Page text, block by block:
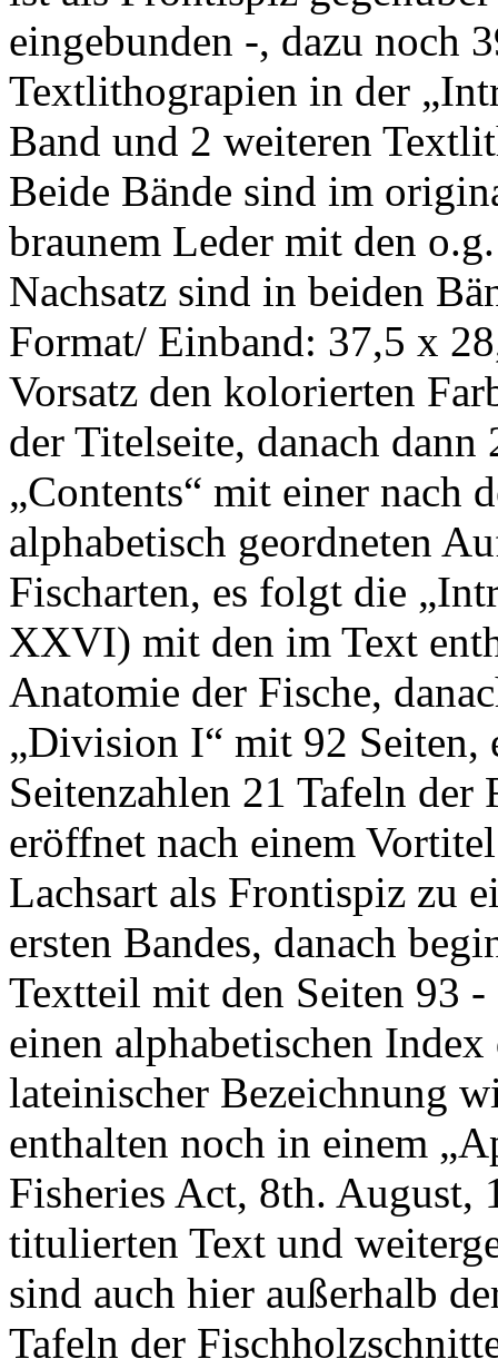
eingebunden -, dazu noch
Textlithograpien in der
Band und 2 weiteren
Beide Bände sind im
braunem Leder mit den
Nachsatz sind in beiden
Format/ Einband: 37,5 x
Vorsatz den kolorierten
der Titelseite, danach dann
„Contents“ mit einer nach
alphabetisch geordneten
Fischarten, es folgt die
XXVI) mit den im Text
Anatomie der Fische,
„Division I“ mit 92 Seiten,
Seitenzahlen 21 Tafeln
eröffnet nach einem
Lachsart als Frontispiz zu
ersten Bandes, danach
Textteil mit den Seiten 93
einen alphabetischen
lateinischer Bezeichnung
enthalten noch in einem
Fisheries Act, 8th. August,
titulierten Text und
sind auch hier außerhalb
Tafeln der